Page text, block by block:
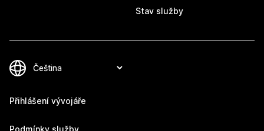
Stav služby
Přihlášení vývojáře